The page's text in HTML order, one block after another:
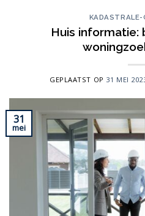
KADASTRALE-
Huis informatie:
GEPLAATST OP 31 MEI
31
mei